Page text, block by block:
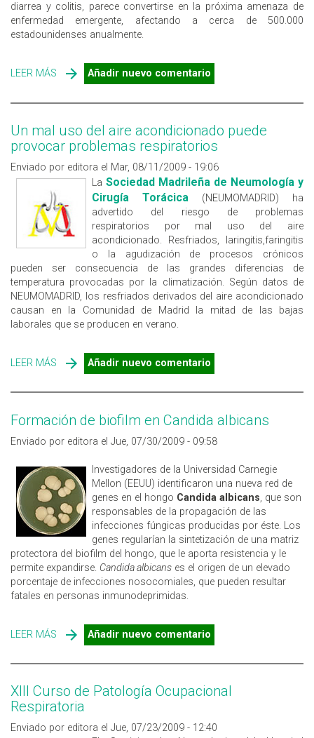
diarrea y colitis, parece convertirse en la próxima amenaza de
enfermedad emergente, afectando a cerca de 500.000
estadounidenses anualmente.
LEER MÁS SOBRE CLOSTRIDIUM DIFFICILE
Añadir nuevo comentario
Un mal uso del aire acondicionado puede
provocar problemas respiratorios
Enviado por editora el Mar, 08/11/2009 - 19:06
La Sociedad Madrileña de Neumología y
Cirugía Torácica (NEUMOMADRID) ha
advertido del riesgo de problemas
respiratorios por mal uso del aire
acondicionado. Resfriados, laringitis,faringitis
o la agudización de procesos crónicos
pueden ser consecuencia de las grandes diferencias de
temperatura provocadas por la climatización. Según datos de
NEUMOMADRID, los resfriados derivados del aire acondicionado
causan en la Comunidad de Madrid la mitad de las bajas
laborales que se producen en verano.
LEER MÁS SOBRE UN MAL USO DEL AIRE ACONDICIONADO PUEDE
PROVOCAR PROBLEMAS RESPIRATORIOS
Añadir nuevo comentario
Formación de biofilm en Candida albicans
Enviado por editora el Jue, 07/30/2009 - 09:58
Investigadores de la Universidad Carnegie
Mellon (EEUU) identificaron una nueva red de
genes en el hongo Candida albicans, que son
responsables de la propagación de las
infecciones fúngicas producidas por éste. Los
genes regularían la sintetización de una matriz
protectora del biofilm del hongo, que le aporta resistencia y le
permite expandirse. Candida albicans es el origen de un elevado
porcentaje de infecciones nosocomiales, que pueden resultar
fatales en personas inmunodeprimidas.
LEER MÁS SOBRE FORMACIÓN DE BIOFILM EN CANDIDA ALBICANS
Añadir nuevo comentario
XIII Curso de Patología Ocupacional
Respiratoria
Enviado por editora el Jue, 07/23/2009 - 12:40